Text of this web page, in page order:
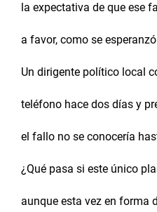
la expectativa de que ese
a favor, como se
Un dirigente político local
teléfono hace dos días y
el fallo no se conocería
¿Qué pasa si este único
aunque esta vez en forma